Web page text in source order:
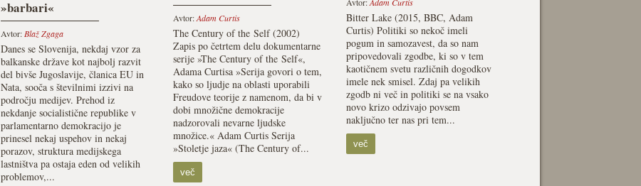
»barbari«
Avtor: Blaž Zgaga
Danes se Slovenija, nekdaj vzor za
balkanske države kot najbolj razvit
del bivše Jugoslavije, članica EU in
Nata, sooča s številnimi izzivi na
področju medijev. Prehod iz
nekdanje socialistične republike v
parlamentarno demokracijo je
prinesel nekaj uspehov in nekaj
porazov, struktura medijskega
lastništva pa ostaja eden od velikih
problemov,...
Avtor:Adam Curtis
The Century of the Self (2002)
Zapis po četrtem delu dokumentarne
serije »The Century of the Self«,
Adama Curtisa »Serija govori o tem,
kako so ljudje na oblasti uporabili
Freudove teorije z namenom, da bi v
dobi množične demokracije
nadzorovali nevarne ljudske
množice.« Adam Curtis Serija
»Stoletje jaza« (The Century of...
več
Bitter Lake (2015, BBC, Adam
Curtis) Politiki so nekoč imeli
pogum in samozavest, da so nam
pripovedovali zgodbe, ki so v tem
kaotičnem svetu različnih dogodkov
imele nek smisel. Zdaj pa velikih
zgodb ni več in politiki se na vsako
novo krizo odzivajo povsem
naključno ter nas pri tem...
več